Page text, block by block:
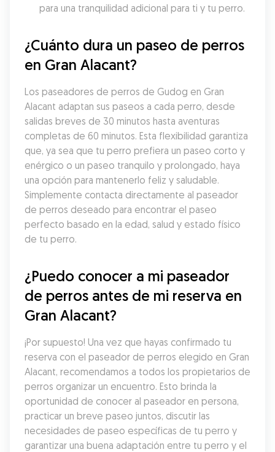
para una tranquilidad adicional para ti y tu perro.
¿Cuánto dura un paseo de perros
en Gran Alacant?
Los paseadores de perros de Gudog en Gran
Alacant adaptan sus paseos a cada perro, desde
salidas breves de 30 minutos hasta aventuras
completas de 60 minutos. Esta flexibilidad garantiza
que, ya sea que tu perro prefiera un paseo corto y
enérgico o un paseo tranquilo y prolongado, haya
una opción para mantenerlo feliz y saludable.
Simplemente contacta directamente al paseador
de perros deseado para encontrar el paseo
perfecto basado en la edad, salud y estado físico
de tu perro.
¿Puedo conocer a mi paseador
de perros antes de mi reserva en
Gran Alacant?
¡Por supuesto! Una vez que hayas confirmado tu
reserva con el paseador de perros elegido en Gran
Alacant, recomendamos a todos los propietarios de
perros organizar un encuentro. Esto brinda la
oportunidad de conocer al paseador en persona,
practicar un breve paseo juntos, discutir las
necesidades de paseo específicas de tu perro y
garantizar una buena adaptación entre tu perro y el